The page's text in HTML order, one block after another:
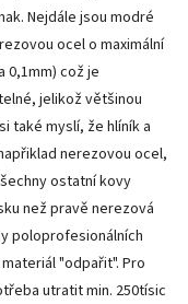
Nejdále jsou modré
ocel o maximální
0,1mm) což je
jelikož většinou
také myslí, že hlíník a
nerezovou ocel,
ostatní kovy
než pravě nerezová
poloprofesionálních
"odpařit". Pro
utratit min. 250tísic